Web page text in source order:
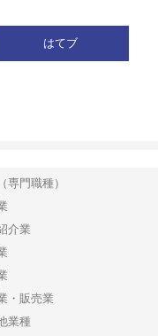
はてブ
専門職種）
介業
・販売業
業種